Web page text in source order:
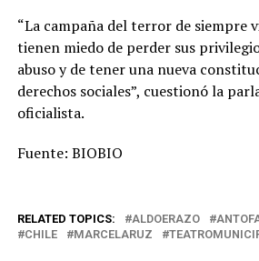
“La campaña del terror de siempre
tienen miedo de perder sus
abuso y de tener una nueva
derechos sociales”, cuestionó la
oficialista.
Fuente: BIOBIO
RELATED TOPICS: ALDOERAZO
CHILE
MARCELARUZ